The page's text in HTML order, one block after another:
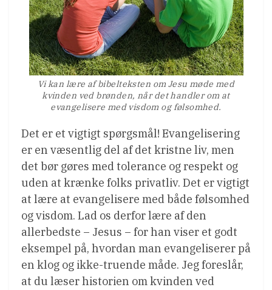
Vi kan lære af bibelteksten om Jesu møde med
kvinden ved brønden, når det handler om at
evangelisere med visdom og følsomhed.
Det er et vigtigt spørgsmål! Evangelisering
er en væsentlig del af det kristne liv, men
det bør gøres med tolerance og respekt og
uden at krænke folks privatliv. Det er vigtigt
at lære at evangelisere med både følsomhed
og visdom. Lad os derfor lære af den
allerbedste – Jesus – for han viser et godt
eksempel på, hvordan man evangeliserer på
en klog og ikke-truende måde. Jeg foreslår,
at du læser historien om kvinden ved